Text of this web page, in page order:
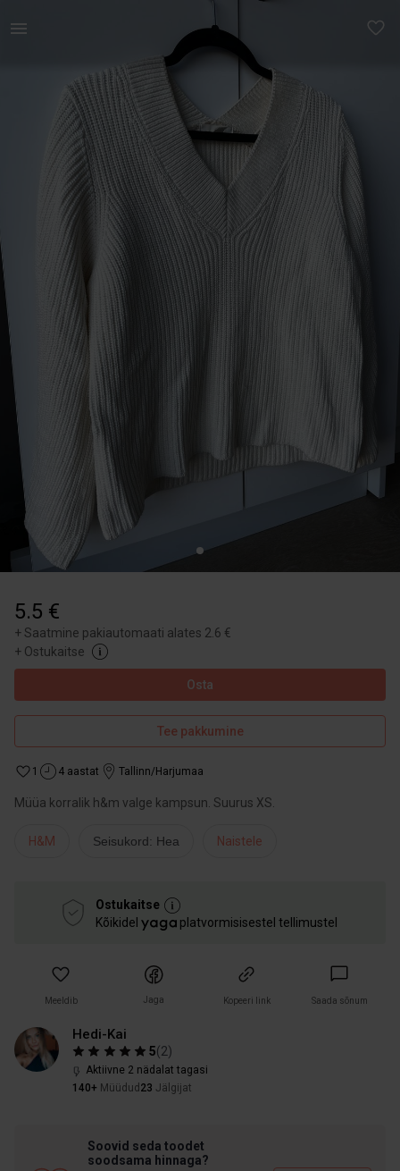
5.5 €
+Saatmine pakiautomaati alates 2.6 €
+ Ostukaitse
Osta
Tee pakkumine
1 4 aastat Tallinn/Harjumaa
Müüa korralik h&m valge kampsun. Suurus XS.
H&M Seisukord: Hea Naistele
Ostukaitse
Kõikidel
platvormisisestel tellimustel
Meeldib Jaga Kopeeri link Saada sõnum
Hedi-Kai
5(2)
Aktiivne 2 nädalat tagasi
140+ Müüdud 23 Jälgijat
Soovid seda toodet
soodsama hinnaga?